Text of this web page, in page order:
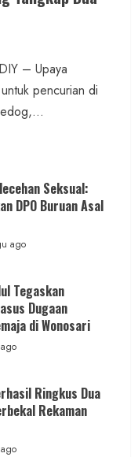
– Upaya
pencurian di
Seksual:
DPO Buruan Asal
ago
Tegaskan
Dugaan
di Wonosari
Ringkus Dua
Rekaman